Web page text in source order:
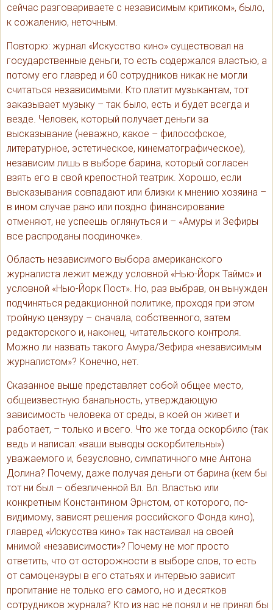
сейчас разговариваете с независимым критиком», было,
к сожалению, неточным.
Повторю: журнал «Искусство кино» существовал на
государственные деньги, то есть содержался властью, а
потому его главред и 60 сотрудников никак не могли
считаться независимыми. Кто платит музыкантам, тот
заказывает музыку – так было, есть и будет всегда и
везде. Человек, который получает деньги за
высказывание (неважно, какое – философское,
литературное, эстетическое, кинематографическое),
независим лишь в выборе барина, который согласен
взять его в свой крепостной театрик. Хорошо, если
высказывания совпадают или близки к мнению хозяина –
в ином случае рано или поздно финансирование
отменяют, не успеешь оглянуться и – «Амуры и Зефиры
все распроданы поодиночке».
Область независимого выбора американского
журналиста лежит между условной «Нью-Йорк Таймс» и
условной «Нью-Йорк Пост». Но, раз выбрав, он вынужден
подчиняться редакционной политике, проходя при этом
тройную цензуру – сначала, собственного, затем
редакторского и, наконец, читательского контроля.
Можно ли назвать такого Амура/Зефира «независимым
журналистом»? Конечно, нет.
Сказанное выше представляет собой общее место,
общеизвестную банальность, утверждающую
зависимость человека от среды, в коей он живет и
работает, – только и всего. Что же тогда оскорбило (так
ведь и написал: «ваши выводы оскорбительны»)
уважаемого и, безусловно, симпатичного мне Антона
Долина? Почему, даже получая деньги от барина (кем бы
тот ни был – обезличенной Вл. Вл. Властью или
конкретным Константином Эрнстом, от которого, по-
видимому, зависят решения российского Фонда кино),
главред «Искусства кино» так настаивал на своей
мнимой «независимости»? Почему не мог просто
ответить, что от осторожности в выборе слов, то есть
от самоцензуры в его статьях и интервью зависит
пропитание не только его самого, но и десятков
сотрудников журнала? Кто из нас не понял и не принял бы